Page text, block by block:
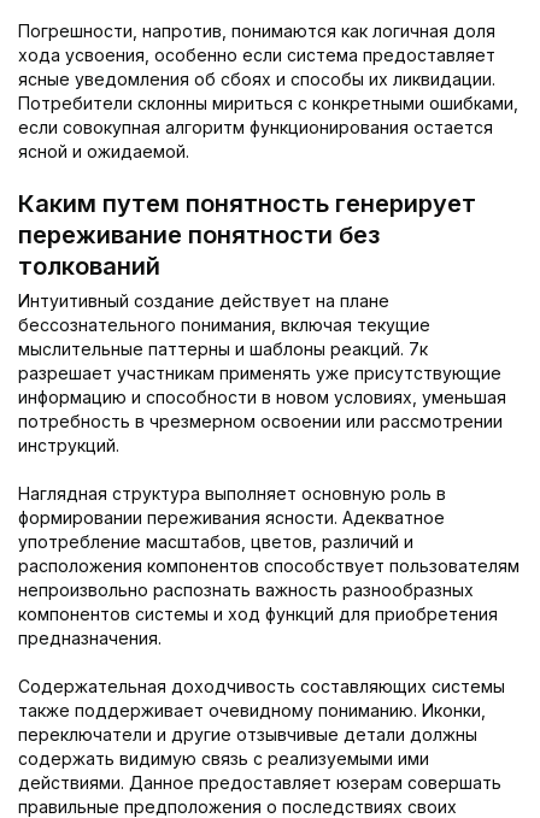
Погрешности, напротив, понимаются как логичная доля
хода усвоения, особенно если система предоставляет
ясные уведомления об сбоях и способы их ликвидации.
Потребители склонны мириться с конкретными ошибками,
если совокупная алгоритм функционирования остается
ясной и ожидаемой.
Каким путем понятность генерирует
переживание понятности без
толкований
Интуитивный создание действует на плане
бессознательного понимания, включая текущие
мыслительные паттерны и шаблоны реакций. 7к
разрешает участникам применять уже присутствующие
информацию и способности в новом условиях, уменьшая
потребность в чрезмерном освоении или рассмотрении
инструкций.
Наглядная структура выполняет основную роль в
формировании переживания ясности. Адекватное
употребление масштабов, цветов, различий и
расположения компонентов способствует пользователям
непроизвольно распознать важность разнообразных
компонентов системы и ход функций для приобретения
предназначения.
Содержательная доходчивость составляющих системы
также поддерживает очевидному пониманию. Иконки,
переключатели и другие отзывчивые детали должны
содержать видимую связь с реализуемыми ими
действиями. Данное предоставляет юзерам совершать
правильные предположения о последствиях своих